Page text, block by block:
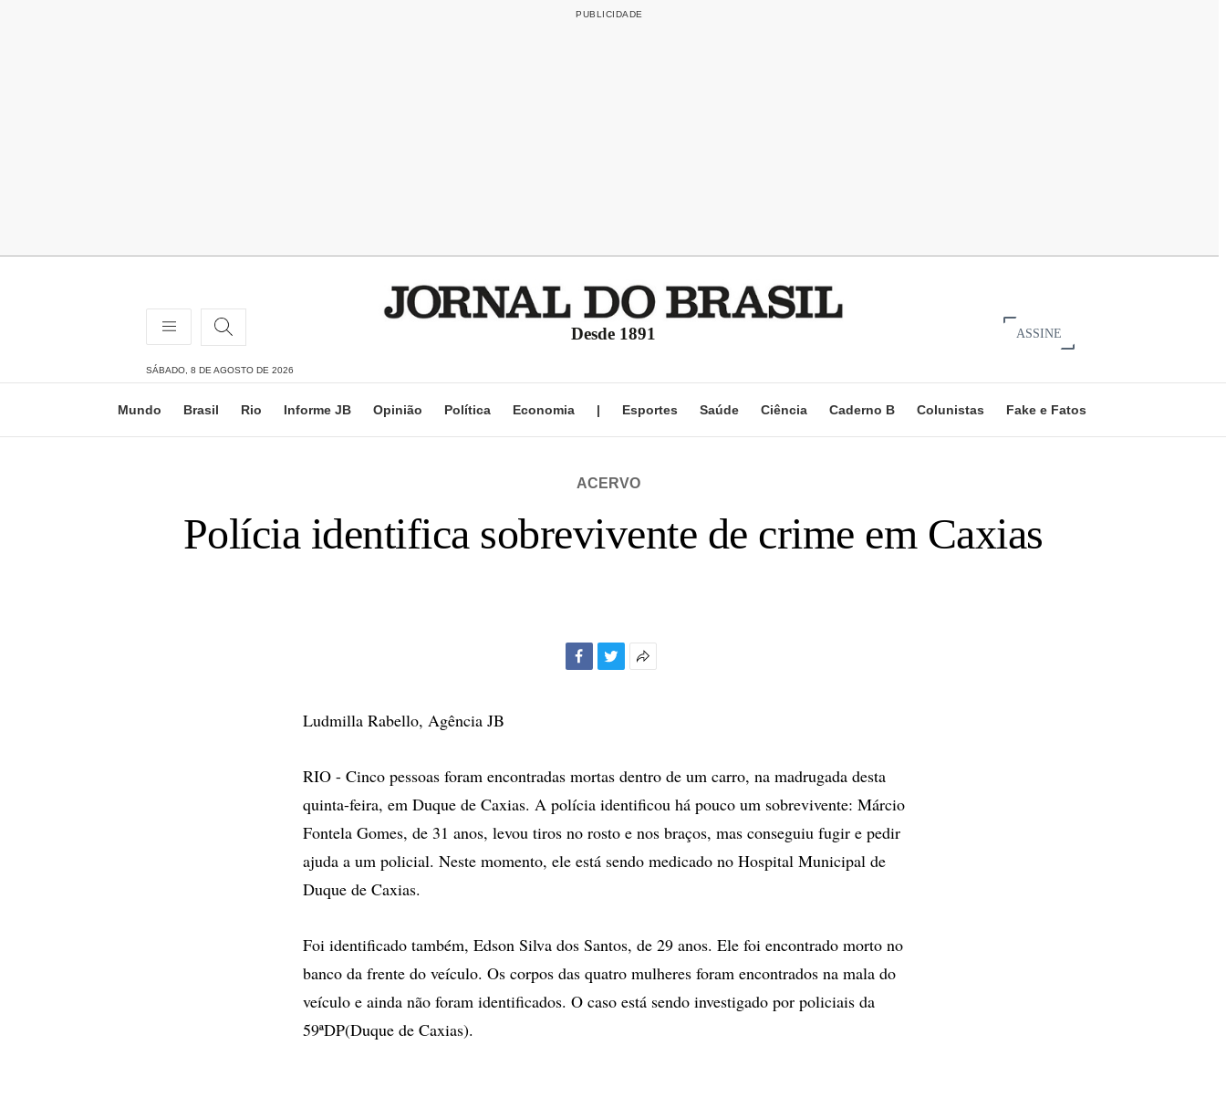
Desde 1891 ASSINE
SÁBADO, 8 DE AGOSTO DE 2026
Mundo Brasil Rio Informe JB Opinião Política Economia | Esportes Saúde Ciência Caderno B Colunistas Fake e Fatos
ACERVO
Polícia identifica sobrevivente de crime em Caxias
Ludmilla Rabello, Agência JB
RIO - Cinco pessoas foram encontradas mortas dentro de um carro, na madrugada desta
quinta-feira, em Duque de Caxias. A polícia identificou há pouco um sobrevivente: Márcio
Fontela Gomes, de 31 anos, levou tiros no rosto e nos braços, mas conseguiu fugir e pedir
ajuda a um policial. Neste momento, ele está sendo medicado no Hospital Municipal de
Duque de Caxias.
Foi identificado também, Edson Silva dos Santos, de 29 anos. Ele foi encontrado morto no
banco da frente do veículo. Os corpos das quatro mulheres foram encontrados na mala do
veículo e ainda não foram identificados. O caso está sendo investigado por policiais da
59ªDP(Duque de Caxias).